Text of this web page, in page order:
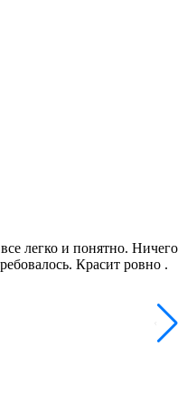
легко и понятно. Ничего
Красит ровно .